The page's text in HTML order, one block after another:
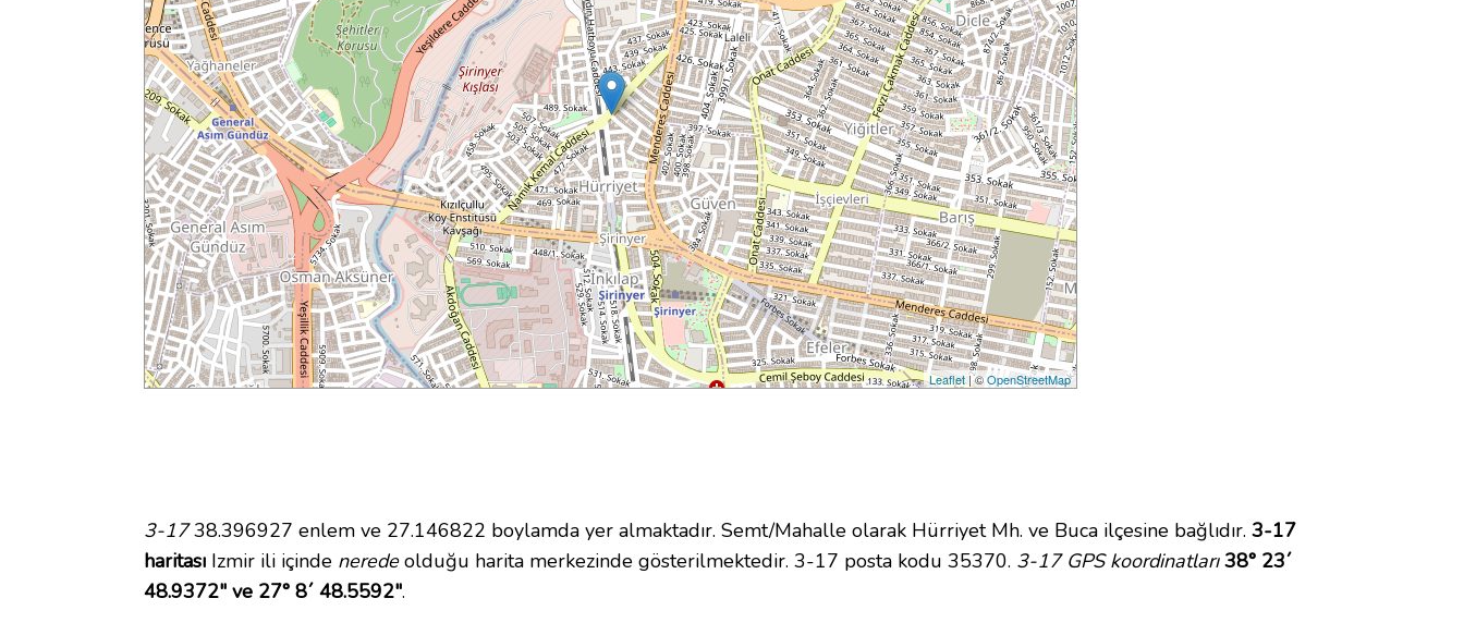
Leaflet| ©OpenStreetMap
3-1738.396927 enlem ve 27.146822 boylamda yer almaktadır. Semt/Mahalle olarak Hürriyet Mh. ve Buca ilçesine bağlıdır. 3-17
haritası Izmir ili içinde neredeolduğu harita merkezinde gösterilmektedir. 3-17 posta kodu 35370. 3-17 GPS koordinatları 38° 23´
48.9372" ve 27° 8´ 48.5592".